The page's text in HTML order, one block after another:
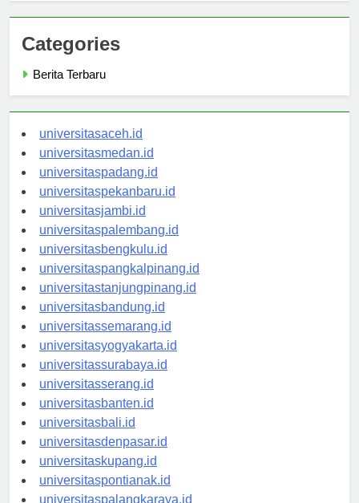
Categories
universitasaceh.id
universitasmedan.id
universitaspadang.id
universitaspekanbaru.id
universitasjambi.id
universitaspalembang.id
universitasbengkulu.id
universitaspangkalpinang.id
universitastanjungpinang.id
universitasbandung.id
universitassemarang.id
universitasyogyakarta.id
universitassurabaya.id
universitasserang.id
universitasbanten.id
universitasbali.id
universitasdenpasar.id
universitaskupang.id
universitaspontianak.id